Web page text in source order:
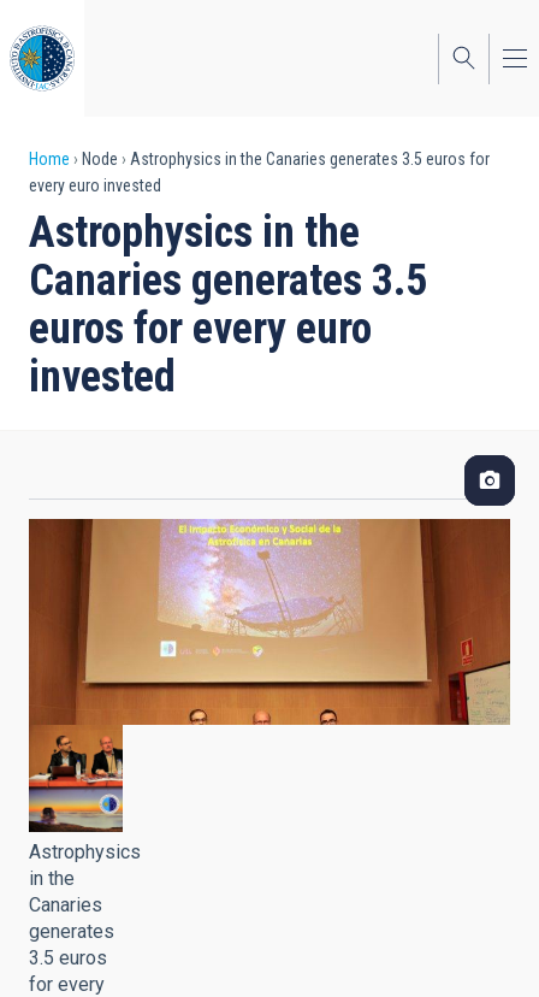
to
main
content
Breadcrumb
Home Node
Astrophysics in the Canaries generates 3.5 euros for
every euro invested
Astrophysics in the
Canaries generates 3.5
euros for every euro
invested
Astrophysics
in the
Canaries
generates
3.5 euros
for every